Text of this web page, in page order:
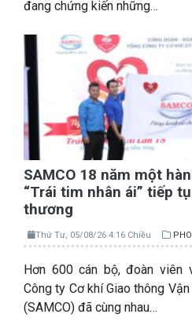
đang chứng kiến những…
SAMCO 18 năm một
“Trái tim nhân ái” tiếp
thương
Thứ Tư, 05/08/26 4:16 Chiều
Hơn 600 cán bộ, đoàn viên
Công ty Cơ khí Giao thông
(SAMCO) đã cùng nhau…